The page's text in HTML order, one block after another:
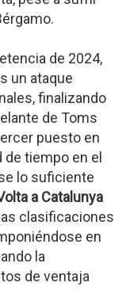
de 2024,
un ataque
finalizando
de Toms
puesto en
tiempo en el
lo suficiente
a Catalunya
clasificaciones
en
la
de ventaja